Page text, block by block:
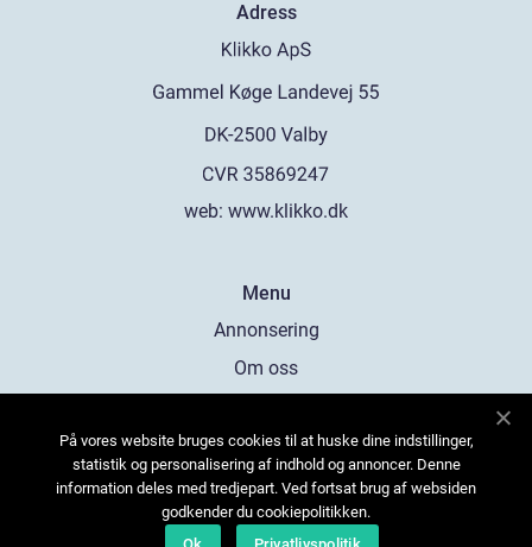
Adress
web: www.klikko.dk
Menu
Annonsering
Om oss
Kontakta oss
Sitemap
På vores website bruges cookies til at huske dine indstillinger,
statistik og personalisering af indhold og annoncer. Denne
information deles med tredjepart. Ved fortsat brug af websiden
godkender du cookiepolitikken.